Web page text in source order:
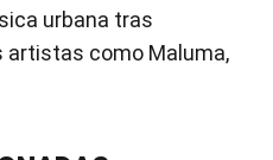
urbana tras
artistas como Maluma,